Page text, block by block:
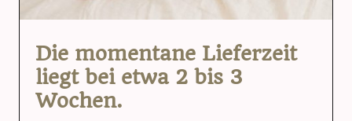
Die momentane Lieferzeit
liegt bei etwa 2 bis 3
Wochen.